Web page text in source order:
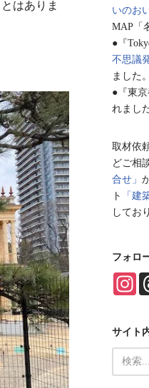
はありま
いのお
MAP「
●『
不思議
ました。
●『東
れまし
取材依
どご相
合せ」
ト
「建
してお
フォロ
I
g
r
a
m
サイト